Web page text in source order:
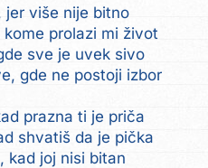
jer više nije bitno
prolazi mi život
sve je uvek sivo
gde ne postoji izbor
prazna ti je priča
shvatiš da je pička
kad joj nisi bitan